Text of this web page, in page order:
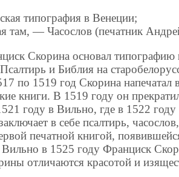
типография в Венеции;
там, — Часослов (печатник
Скорина основал типографию
и Библия на
по 1519 год Скорина напечатал
книги. В 1519 году он
году в Вильно, где в 1522 году
в себе псалтирь,
печатной книгой,
в 1525 году Франциск
отличаются красотой и